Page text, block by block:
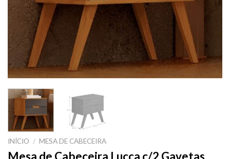
INÍCIO / MESA DE CABECEIRA
Mesa de Cabeceira Lucca c/2 Gavetas